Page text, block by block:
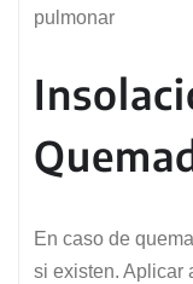
pulmonar
En caso de
si existen. Aplicar